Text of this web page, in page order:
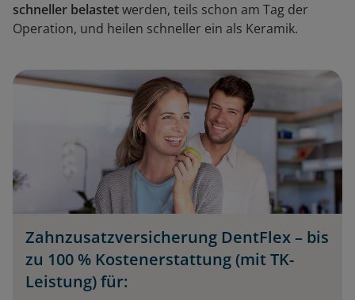
schneller belastetwerden, teils schon am Tag der
Operation, und heilen schneller ein als Keramik.
Zahnzusatzversicherung DentFlex – bis
zu 100 % Kostenerstattung (mit TK-
Leistung) für: